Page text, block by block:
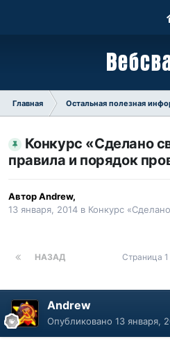
Главная Остальная полезная
Конкурс «Сделано
правила и порядок
АвторAndrew,
13 января, 2014 в Конкурс
НАЗАД Страница 1
Andrew
Опубликовано 13 января,